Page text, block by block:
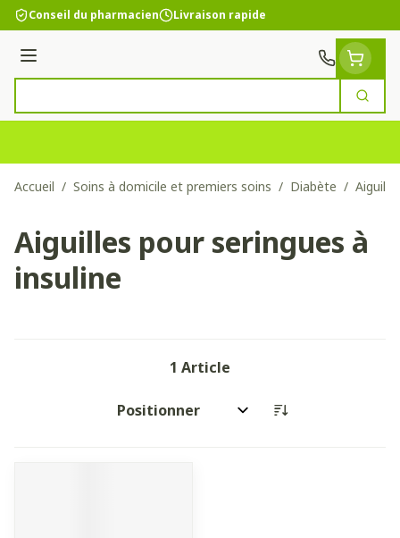
Aller au contenu
Conseil du pharmacien Livraison rapide
Menu
Accueil / Soins à domicile et premiers soins / Diabète /
Aiguilles pour seringues à
insuline
1 Article
Trier par: